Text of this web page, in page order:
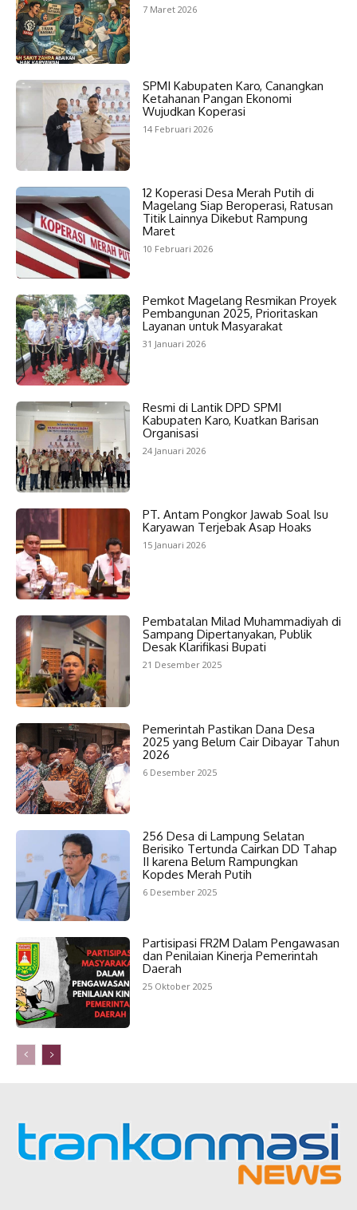
7 Maret 2026
SPMI Kabupaten Karo, Canangkan
Ketahanan Pangan Ekonomi
Wujudkan Koperasi
14 Februari 2026
12 Koperasi Desa Merah Putih di
Magelang Siap Beroperasi, Ratusan
Titik Lainnya Dikebut Rampung
Maret
10 Februari 2026
Pemkot Magelang Resmikan Proyek
Pembangunan 2025, Prioritaskan
Layanan untuk Masyarakat
31 Januari 2026
Resmi di Lantik DPD SPMI
Kabupaten Karo, Kuatkan Barisan
Organisasi
24 Januari 2026
PT. Antam Pongkor Jawab Soal Isu
Karyawan Terjebak Asap Hoaks
15 Januari 2026
Pembatalan Milad Muhammadiyah di
Sampang Dipertanyakan, Publik
Desak Klarifikasi Bupati
21 Desember 2025
Pemerintah Pastikan Dana Desa
2025 yang Belum Cair Dibayar Tahun
2026
6 Desember 2025
256 Desa di Lampung Selatan
Berisiko Tertunda Cairkan DD Tahap
II karena Belum Rampungkan
Kopdes Merah Putih
6 Desember 2025
Partisipasi FR2M Dalam Pengawasan
dan Penilaian Kinerja Pemerintah
Daerah
25 Oktober 2025